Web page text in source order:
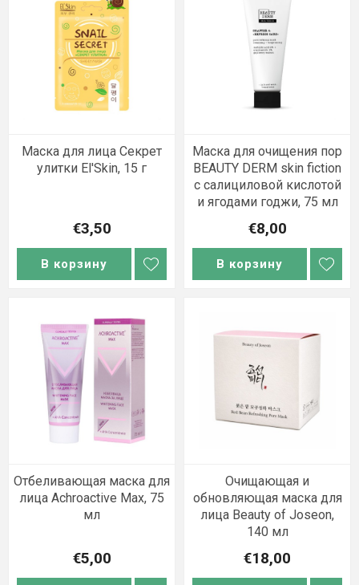
Маска для лица Секрет
улитки El'Skin, 15 г
€3,50
В корзину
Маска для очищения пор
BEAUTY DERM skin fiction
с салициловой кислотой
и ягодами годжи, 75 мл
€8,00
В корзину
Отбеливающая маска для
лица Achroactive Max, 75
мл
€5,00
Очищающая и
обновляющая маска для
лица Beauty of Joseon,
140 мл
€18,00